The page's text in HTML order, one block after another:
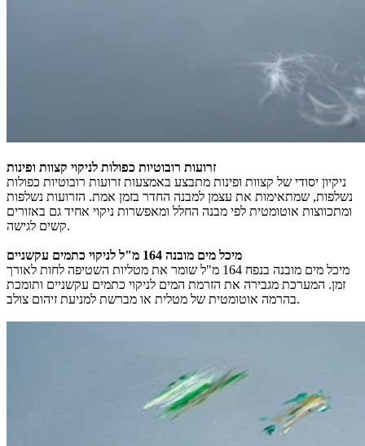
זרועות רובוטיות כפולות לניקוי קצוות ופינות
ניקיון יסודי של קצוות ופינות מתבצע באמצעות זרועות רובוטיות כפולות
נשלפות, שמתאימות את עצמן למבנה החדר בזמן אמת. הזרועות נשלפות
ומתכווצות אוטומטית לפי מבנה החלל ומאפשרות ניקוי אחיד גם באזורים
קשים לגישה.
מיכל מים מובנה 164 מ"ל לניקוי כתמים עקשניים
מיכל מים מובנה בנפח 164 מ"ל שומר את מטליות השטיפה לחות לאורך
זמן. המערכת מגבירה את הזרמת המים לניקוי כתמים עקשניים ותומכת
בהרמה אוטומטית של מטלית או מברשת למניעת זיהום צולב.